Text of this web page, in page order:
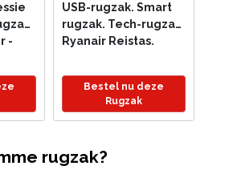
-
x
USB-rugzak. Smart
rugzak. Tech-rugzak.
Ryanair Reistas.
Laptop rugzak met
USB. USB-oplaad
rugzak. Powerbank
rugzak. Moderne
Bestel nu deze
Rugzak
rugzak?